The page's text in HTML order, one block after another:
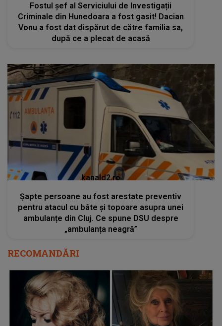
Fostul șef al Serviciului de Investigații
Criminale din Hunedoara a fost gasit! Dacian
Vonu a fost dat dispărut de către familia sa,
după ce a plecat de acasă
kanald2.ro
Șapte persoane au fost arestate preventiv
pentru atacul cu bâte și topoare asupra unei
ambulanțe din Cluj. Ce spune DSU despre
„ambulanța neagră”
RECOMANDĂRI